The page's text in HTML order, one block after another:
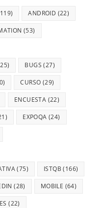
ANDROID (22)
(53)
BUGS (27)
CURSO (29)
ENCUESTA (22)
EXPOQA (24)
(75) ISTQB (166)
(28) MOBILE (64)
(22)